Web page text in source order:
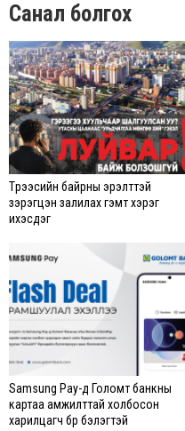
Санал болгох
Түрээсийн байрны эрэлттэй
зэрэгцэн залилах гэмт хэрэг
ихэсдэг
Samsung Pay-д Голомт банкны
картаа амжилттай холбосон
харилцагч бүр бэлэгтэй